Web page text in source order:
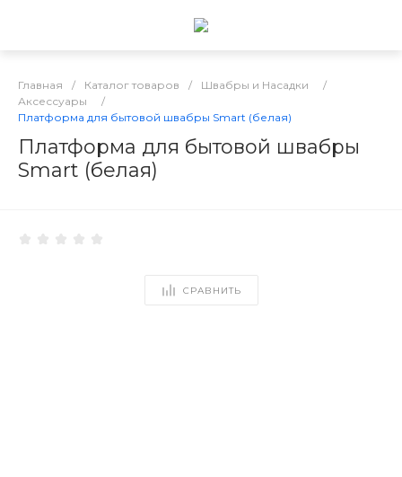
Главная / Каталог товаров / Швабры и Насадки
/
Аксессуары
/
Платформа для бытовой швабры Smart (белая)
Платформа для бытовой швабры
Smart (белая)
СРАВНИТЬ